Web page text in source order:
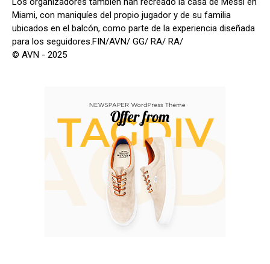
Miami, con maniquíes del propio jugador y de su familia
ubicados en el balcón, como parte de la experiencia diseñada
para los seguidores.FIN/AVN/ GG/ RA/ RA/
© AVN - 2025